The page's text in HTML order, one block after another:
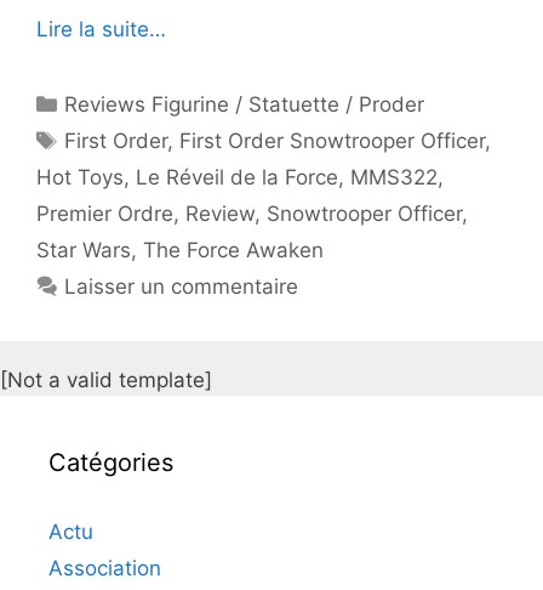
Lire la suite…
Catégories
Reviews Figurine / Statuette / Proder
Étiquettes
First Order, First Order Snowtrooper Officer,
Hot Toys, Le Réveil de la Force, MMS322,
Premier Ordre, Review, Snowtrooper Officer,
Star Wars, The Force Awaken
Laisser un commentaire
[Not a valid template]
Catégories
Actu
Association